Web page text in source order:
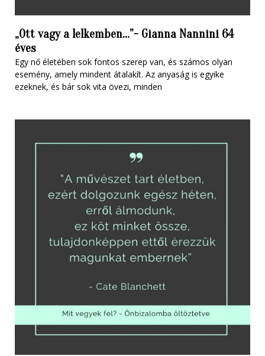
„Ott vagy a lelkemben…”- Gianna Nannini 64
éves
Egy nő életében sok fontos szerep van, és számos olyan
esemény, amely mindent átalakít. Az anyaság is egyike
ezeknek, és bár sok vita övezi, minden